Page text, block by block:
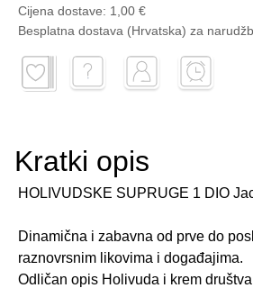
Cijena dostave: 1,00 €
Besplatna dostava (Hrvatska) za
Kratki opis
HOLIVUDSKE SUPRUGE 1 DIO
Dinamična i zabavna od prve do
raznovrsnim likovima i događajima.
Odličan opis Holivuda i krem